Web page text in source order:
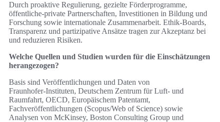
Durch proaktive Regulierung, gezielte Förderprogramme,
öffentliche-private Partnerschaften, Investitionen in Bildung und
Forschung sowie internationale Zusammenarbeit. Ethik‑Boards,
Transparenz und partizipative Ansätze tragen zur Akzeptanz bei
und reduzieren Risiken.
Welche Quellen und Studien wurden für die Einschätzungen
herangezogen?
Basis sind Veröffentlichungen und Daten von
Fraunhofer‑Instituten, Deutschem Zentrum für Luft‑ und
Raumfahrt, OECD, Europäischem Patentamt,
Fachveröffentlichungen (Scopus/Web of Science) sowie
Analysen von McKinsey, Boston Consulting Group und